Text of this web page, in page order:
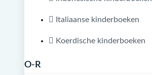
Italiaanse kinderboeken
Koerdische kinderboeken
O-R